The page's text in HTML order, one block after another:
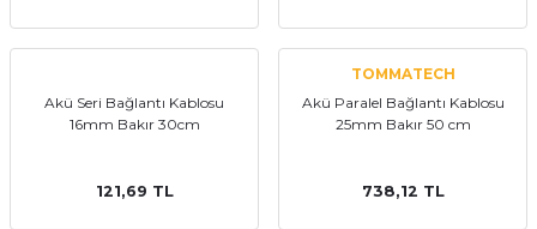
Panoları
Akü Seri Bağlantı Kablosu
16mm Bakır 30cm
121,69 TL
TOMMATECH
Akü Paralel Bağlantı Kablosu
25mm Bakır 50 cm
738,12 TL